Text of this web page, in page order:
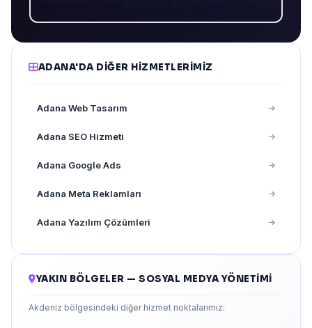
ADANA'DA DIĞER HIZMETLERIMIZ
Adana Web Tasarım
Adana SEO Hizmeti
Adana Google Ads
Adana Meta Reklamları
Adana Yazılım Çözümleri
YAKIN BÖLGELER — SOSYAL MEDYA YÖNETIMI
Akdeniz bölgesindeki diğer hizmet noktalarımız: